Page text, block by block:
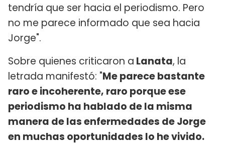
tendría que ser hacia el periodismo. Pero
no me parece informado que sea hacia
Jorge".
Sobre quienes criticaron a Lanata, la
letrada manifestó: "Me parece bastante
raro e incoherente, raro porque ese
periodismo ha hablado de la misma
manera de las enfermedades de Jorge
en muchas oportunidades lo he vivido.